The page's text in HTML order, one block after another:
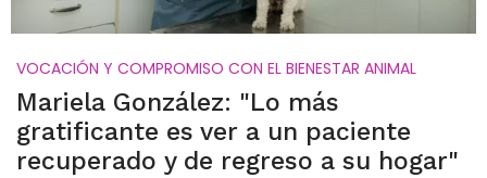
VOCACIÓN Y COMPROMISO CON EL BIENESTAR ANIMAL
Mariela González: "Lo más
gratificante es ver a un paciente
recuperado y de regreso a su hogar"